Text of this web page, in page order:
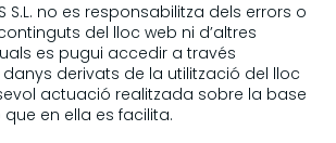
S.L. no es responsabilitza dels errors o
del lloc web ni d’altres
es pugui accedir a través
danys derivats de la utilització del lloc
actuació realitzada sobre la base
en ella es facilita.